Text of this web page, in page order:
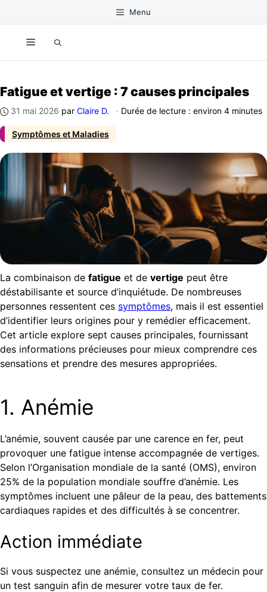
Menu
Menu
Symptômes et Maladies
Fatigue et vertige : 7 causes principales
31 mai 2026 par Claire D. · Durée de lecture : environ 4 minutes
La combinaison de fatigue et de vertige peut être
déstabilisante et source d’inquiétude. De nombreuses
personnes ressentent ces symptômes, mais il est essentiel
d’identifier leurs origines pour y remédier efficacement.
Cet article explore sept causes principales, fournissant
des informations précieuses pour mieux comprendre ces
sensations et prendre des mesures appropriées.
1. Anémie
L’anémie, souvent causée par une carence en fer, peut
provoquer une fatigue intense accompagnée de vertiges.
Selon l’Organisation mondiale de la santé (OMS), environ
25% de la population mondiale souffre d’anémie. Les
symptômes incluent une pâleur de la peau, des battements
cardiaques rapides et des difficultés à se concentrer.
Action immédiate
Si vous suspectez une anémie, consultez un médecin pour
un test sanguin afin de mesurer votre taux de fer.